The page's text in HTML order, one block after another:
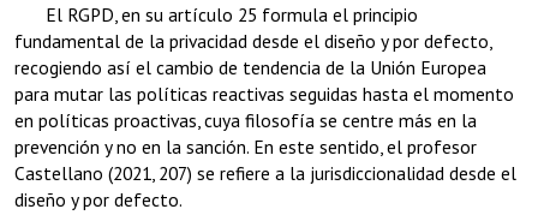
El RGPD, en su artículo 25 formula el principio
fundamental de la privacidad desde el diseño y por defecto,
recogiendo así el cambio de tendencia de la Unión Europea
para mutar las políticas reactivas seguidas hasta el momento
en políticas proactivas, cuya filosofía se centre más en la
prevención y no en la sanción. En este sentido, el profesor
Castellano (2021, 207) se refiere a la jurisdiccionalidad desde el
diseño y por defecto.